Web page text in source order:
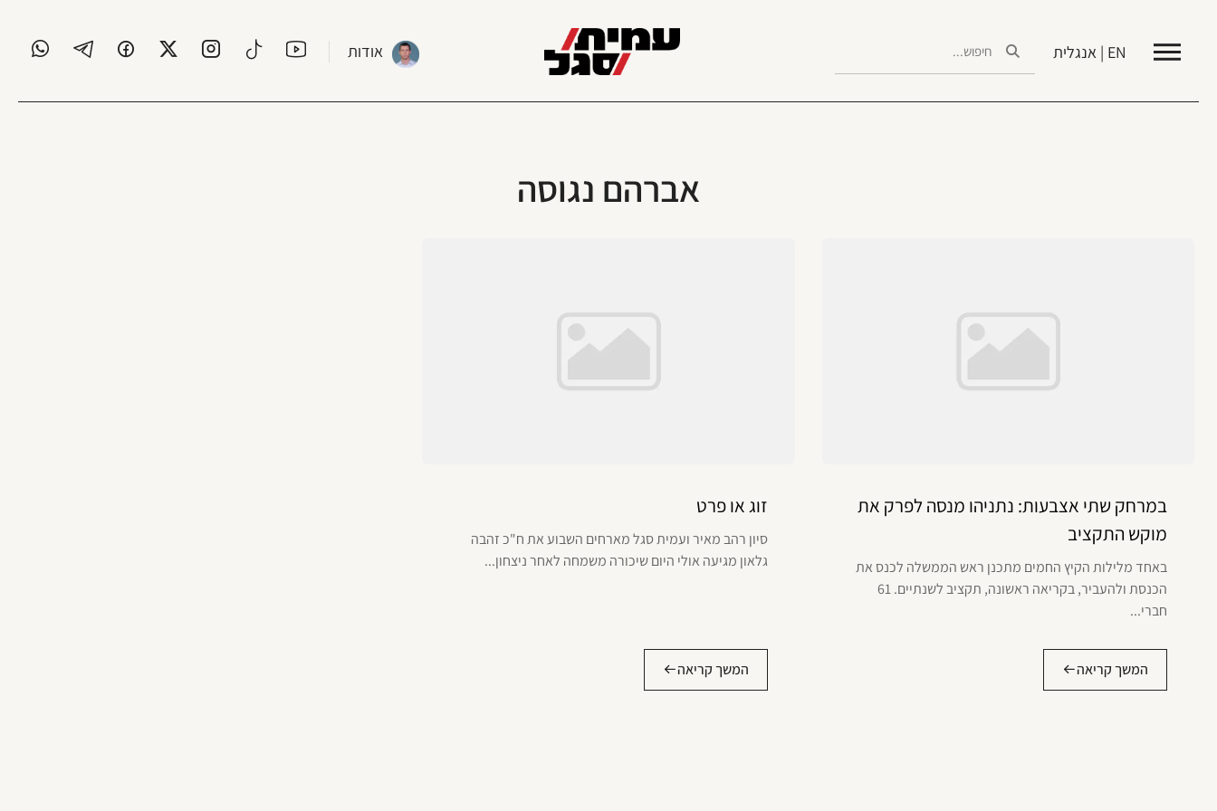
EN | אנגלית אודות
אברהם נגוסה
במרחק שתי אצבעות: נתניהו מנסה לפרק את
מוקש התקציב
באחד מלילות הקיץ החמים מתכנן ראש הממשלה לכנס את
הכנסת ולהעביר, בקריאה ראשונה, תקציב לשנתיים. 61
חברי...
המשך קריאה
זוג או פרט
סיון רהב מאיר ועמית סגל מארחים השבוע את ח"כ זהבה
גלאון מגיעה אולי היום שיכורה משמחה לאחר ניצחון...
המשך קריאה